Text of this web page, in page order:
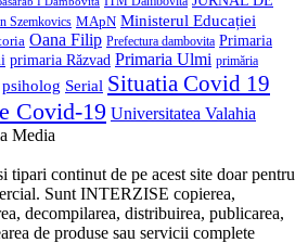
Szemkovics MApN Ministerul Educației
Oana Filip Prefectura dambovita Primaria
primaria Răzvad Primaria Ulmi primăria
psiholog Serial Situatia Covid 19
Covid-19 Universitatea Valahia
Media
tipari continut de pe acest site doar pentru
Sunt INTERZISE copierea,
decompilarea, distribuirea, publicarea,
de produse sau servicii complete